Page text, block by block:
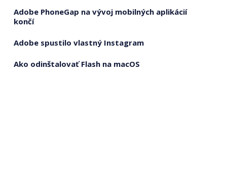
Adobe PhoneGap na vývoj mobilných aplikácií
končí
Adobe spustilo vlastný Instagram
Ako odinštalovať Flash na macOS